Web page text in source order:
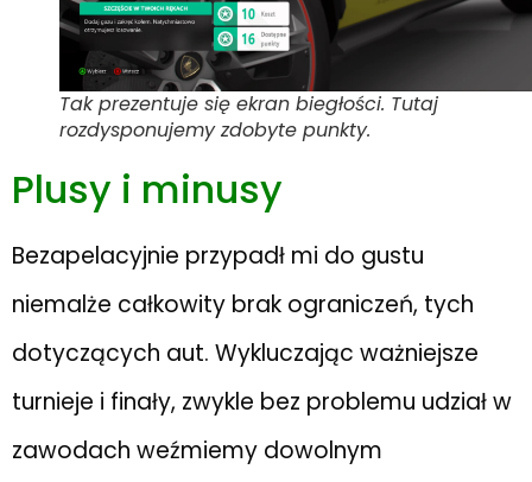
Tak prezentuje się ekran biegłości. Tutaj
rozdysponujemy zdobyte punkty.
Plusy i minusy
Bezapelacyjnie przypadł mi do gustu
niemalże całkowity brak ograniczeń, tych
dotyczących aut. Wykluczając ważniejsze
turnieje i finały, zwykle bez problemu udział w
zawodach weźmiemy dowolnym